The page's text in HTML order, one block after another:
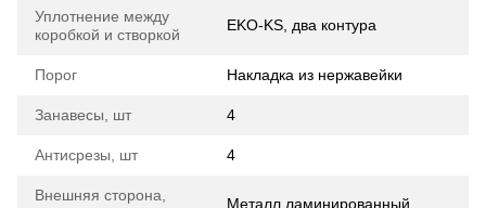
Уплотнение между
коробкой и створкой
EKO-KS, два контура
Порог Накладка из нержавейки
Занавесы, шт 4
Антисрезы, шт 4
Внешняя сторона,
Металл ламинированный